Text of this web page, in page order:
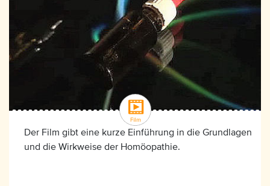
Der Film gibt eine kurze Einführung in die Grundlagen
und die Wirkweise der Homöopathie.